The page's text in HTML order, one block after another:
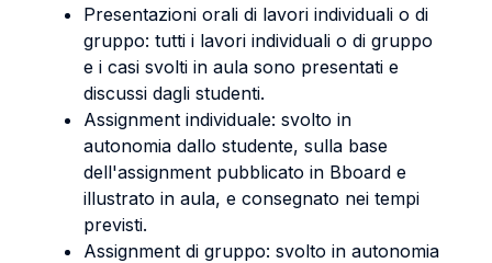
Presentazioni orali di lavori individuali o di
gruppo: tutti i lavori individuali o di gruppo
e i casi svolti in aula sono presentati e
discussi dagli studenti.
Assignment individuale: svolto in
autonomia dallo studente, sulla base
dell'assignment pubblicato in Bboard e
illustrato in aula, e consegnato nei tempi
previsti.
Assignment di gruppo: svolto in autonomia